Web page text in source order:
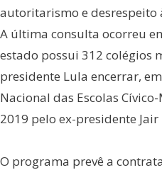
autoritarismo e desrespeito
A última consulta ocorreu
estado possui 312 colégios
presidente Lula encerrar,
Nacional das Escolas
2019 pelo ex-presidente
O programa prevê a